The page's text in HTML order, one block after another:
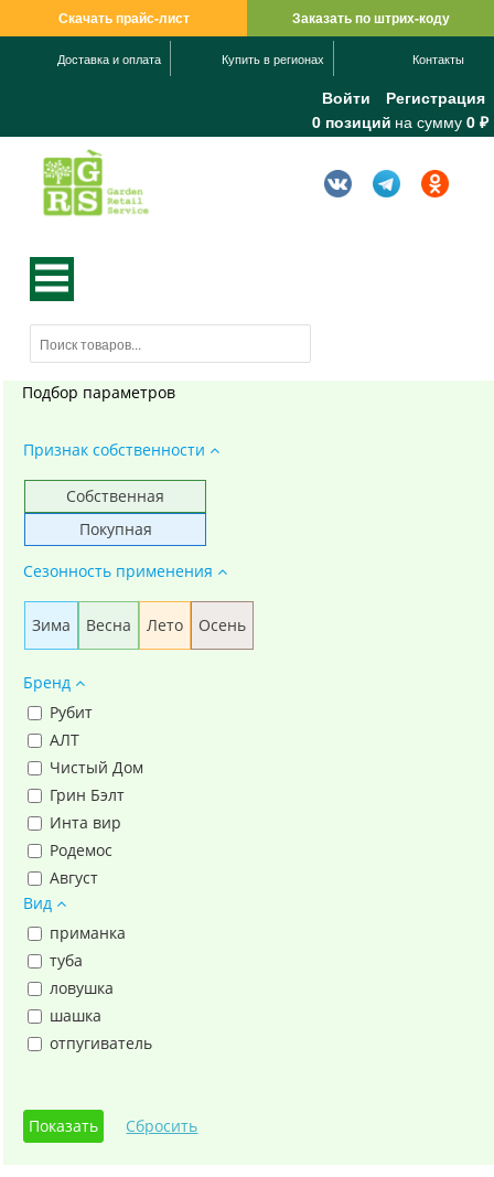
Скачать прайс-лист Заказать по штрих-коду
Доставка и оплата Купить в регионах Контакты
Войти
Регистрация
0 позиций на сумму 0 ₽
Подбор параметров
Сезонность применения
Зима Весна Лето Осень
Признак собственности
Собственная
Покупная
Бренд
Рубит
АЛТ
Чистый Дом
Грин Бэлт
Инта вир
Родемос
Август
Рости
Вид
приманка
туба
ловушка
шашка
отпугиватель